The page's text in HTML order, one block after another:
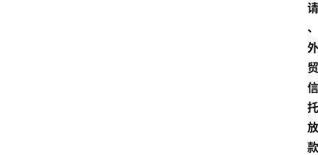
请
、
外
贸
信
托
放
款